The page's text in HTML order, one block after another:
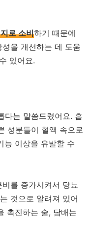
로 소비하기 때문에
을 개선하는 데 도움
있어요.
다는 말씀드렸어요. 흡
성분들이 혈액 속으로
능 이상을 유발할 수
를 증가시켜서 당뇨
것으로 알려져 있어
촉진하는 술, 담배는